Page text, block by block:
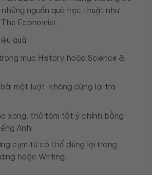
nguồn quá học thuật như
Economist.
quả:
mục History hoặc Science &
một lượt, không dừng lại tra
xong, thử tóm tắt ý chính bằng
Anh.
cụm từ có thể dùng lại trong
hoặc Writing.